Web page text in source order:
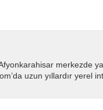
merkezde
uzun yıllardır yerel